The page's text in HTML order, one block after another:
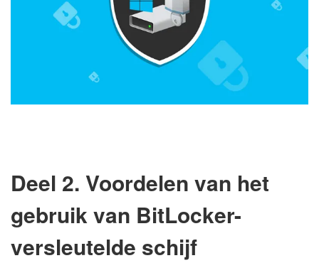
Deel 2. Voordelen van het
gebruik van BitLocker-
versleutelde schijf